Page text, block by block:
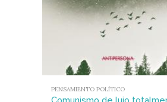
PENSAMIENTO POLÍTICO